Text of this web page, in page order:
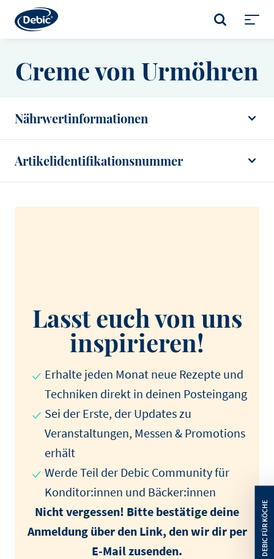
main
content
SUCHE
menu
Creme von Urmöhren
Nährwertinformationen
Artikelidentifikationsnummer
Lasst euch von uns
inspirieren!
Erhalte jeden Monat neue Rezepte und
Techniken direkt in deinen Posteingang
Sei der Erste, der Updates zu
Veranstaltungen, Messen & Promotions
erhält
Werde Teil der Debic Community für
Konditor:innen und Bäcker:innen
Nicht vergessen! Bitte bestätige deine
Anmeldung über den Link, den wir dir per
E-Mail zusenden.